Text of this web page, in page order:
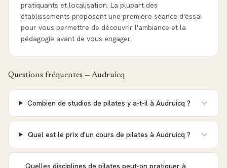
pratiquants et localisation. La plupart des
établissements proposent une première séance d'essai
pour vous permettre de découvrir l'ambiance et la
pédagogie avant de vous engager.
Questions fréquentes — Audruicq
Combien de studios de pilates y a-t-il à Audruicq ?
Quel est le prix d'un cours de pilates à Audruicq ?
Quelles disciplines de pilates peut-on pratiquer à